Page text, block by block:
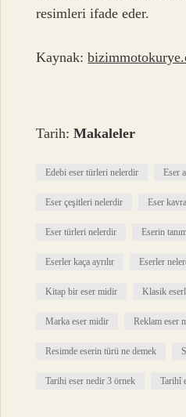
resimleri ifade eder.
Kaynak:
Tarih:Makaleler
Edebi eser türleri nelerdir Eser
Eser çeşitleri nelerdir Eser
Eser türleri nelerdir Eserin
Eserler kaça ayrılır Eserler
Kitap bir eser midir Klasik
Marka eser midir Reklam eser
Resimde eserin türü ne demek
Tarihi eser nedir 3 örnek Tarihî